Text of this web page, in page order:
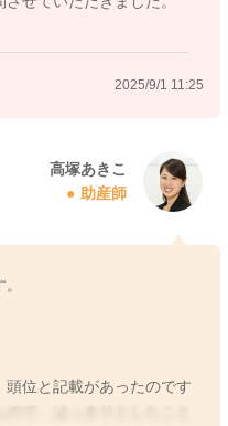
2025/9/1 11:25
高塚あきこ
助産師
位と記載があったのです
で、はっきりとしたこと